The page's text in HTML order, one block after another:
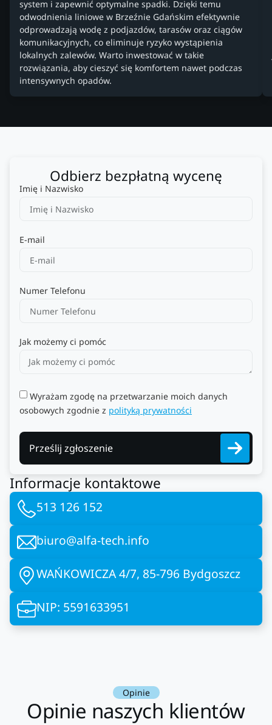
system i zapewnić optymalne spadki. Dzięki temu
odwodnienia liniowe w Brzeźnie Gdańskim efektywnie
odprowadzają wodę z podjazdów, tarasów oraz ciągów
komunikacyjnych, co eliminuje ryzyko wystąpienia
lokalnych zalewów. Warto inwestować w takie
rozwiązania, aby cieszyć się komfortem nawet podczas
intensywnych opadów.
Odbierz bezpłatną wycenę
Imię i Nazwisko
E-mail
Numer Telefonu
Jak możemy ci pomóc
Wyrażam zgodę na przetwarzanie moich danych
osobowych zgodnie z polityką prywatności
Prześlij zgłoszenie
Informacje kontaktowe
513 126 152
biuro@alfa-tech.info
WAŃKOWICZA 4/7, 85-796 Bydgoszcz
NIP: 5591633951
Opinie
Opinie naszych klientów